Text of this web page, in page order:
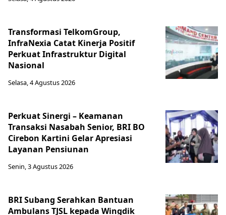
Transformasi TelkomGroup,
InfraNexia Catat Kinerja Positif
Perkuat Infrastruktur Digital
Nasional
Selasa, 4 Agustus 2026
Perkuat Sinergi – Keamanan
Transaksi Nasabah Senior, BRI BO
Cirebon Kartini Gelar Apresiasi
Layanan Pensiunan
Senin, 3 Agustus 2026
BRI Subang Serahkan Bantuan
Ambulans TJSL kepada Wingdik